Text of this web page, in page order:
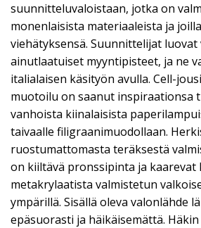
suunnitteluvaloistaan, jotka on
monenlaisista materiaaleista ja
viehätyksensä. Suunnittelijat luovat
ainutlaatuiset myyntipisteet, ja ne
italialaisen käsityön avulla. Cell-
muotoilu on saanut inspiraationsa
vanhoista kiinalaisista
taivaalle filigraanimuodollaan.
ruostumattomasta teräksestä
on kiiltävä pronssipinta ja kaarevat
metakrylaatista valmistetun
ympärillä. Sisällä oleva valonlähde
epäsuorasti ja häikäisemättä.